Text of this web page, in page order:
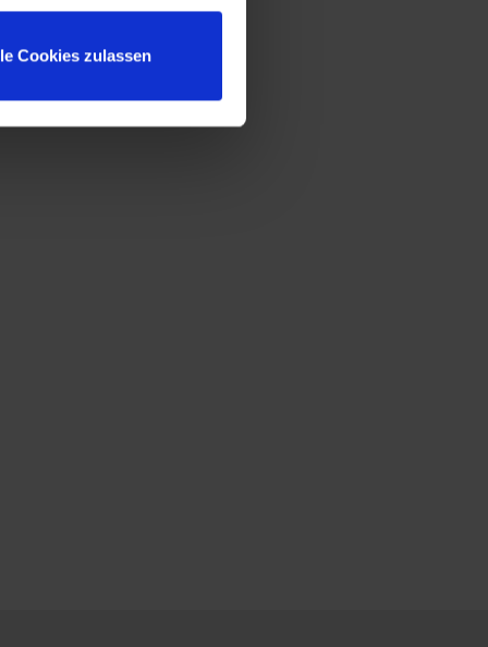
Cookies zulassen